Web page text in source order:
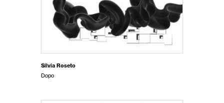
Silvia Roseto
Dopo